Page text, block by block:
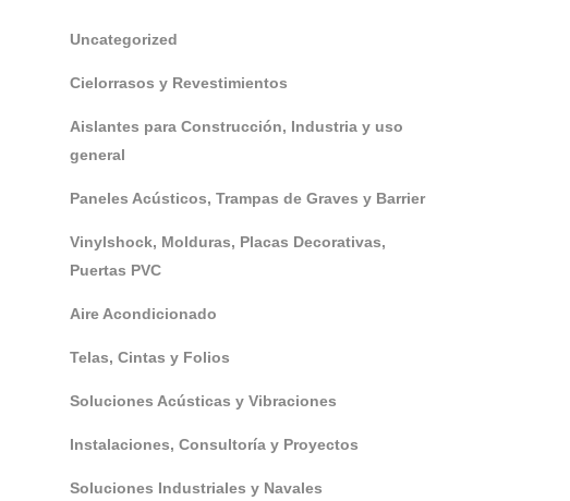
Uncategorized
Cielorrasos y Revestimientos
Aislantes para Construcción, Industria y uso
general
Paneles Acústicos, Trampas de Graves y Barrier
Vinylshock, Molduras, Placas Decorativas,
Puertas PVC
Aire Acondicionado
Telas, Cintas y Folios
Soluciones Acústicas y Vibraciones
Instalaciones, Consultoría y Proyectos
Soluciones Industriales y Navales